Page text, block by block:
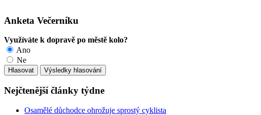
Anketa Večerníku
Využíváte k dopravě po městě kolo?
Ano
Ne
Nejčtenější články týdne
Osamělé důchodce ohrožuje sprostý cyklista